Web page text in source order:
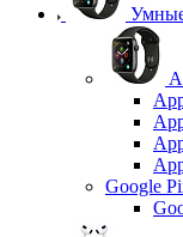
Google